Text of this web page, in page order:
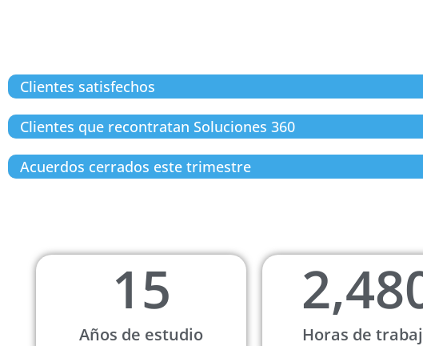
Clientes satisfechos
Clientes que recontratan Soluciones 360
Acuerdos cerrados este trimestre
Años de estudio
15
Horas de